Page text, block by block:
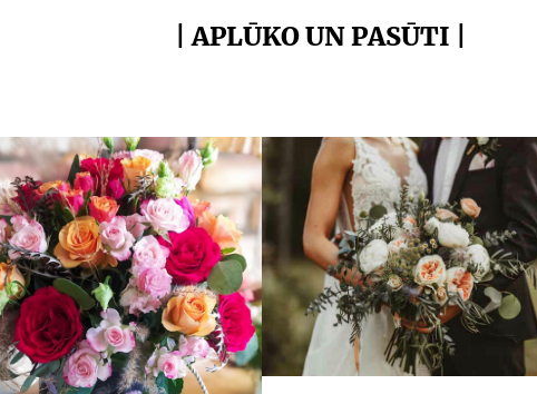
| APLŪKO UN PASŪTI |